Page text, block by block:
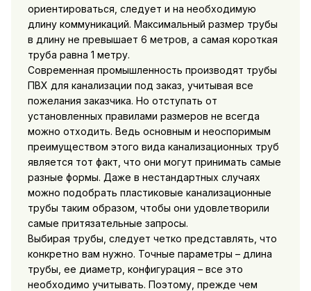
ориентироваться, следует и на необходимую
длину коммуникаций. Максимальный размер трубы
в длину не превышает 6 метров, а самая короткая
труба равна 1 метру.
Современная промышленность производят трубы
ПВХ для канализации под заказ, учитывая все
пожелания заказчика. Но отступать от
установленных правилами размеров не всегда
можно отходить. Ведь основным и неоспоримым
преимуществом этого вида канализационных труб
является тот факт, что они могут принимать самые
разные формы. Даже в нестандартных случаях
можно подобрать пластиковые канализационные
трубы таким образом, чтобы они удовлетворили
самые притязательные запросы.
Выбирая трубы, следует четко представлять, что
конкретно вам нужно. Точные параметры – длина
трубы, ее диаметр, конфигурация – все это
необходимо учитывать. Поэтому, прежде чем